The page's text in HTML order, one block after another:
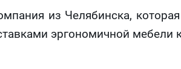
из Челябинска,
эргономичной мебели